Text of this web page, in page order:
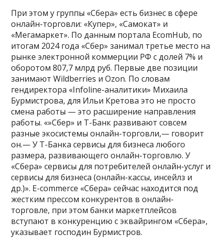
При этом у группы «Сбера» есть бизнес в сфере
онлайн-торговли: «Купер», «Самокат» и
«Мегамаркет». По данным портала EcomHub, по
итогам 2024 года «Сбер» занимал третье место на
рынке электронной коммерции РФ с долей 7% и
оборотом 807,7 млрд руб. Первые две позиции
занимают Wildberries и Ozon. По словам
гендиректора «Infoline-аналитики» Михаила
Бурмистрова, для Ильи Кретова это не просто
смена работы — это расширение направления
работы. «»Сбер» и Т-Банк развивают совсем
разные экосистемы онлайн-торговли,— говорит
он.— У Т-Банка сервисы для бизнеса любого
размера, развивающего онлайн-торговлю. У
«Сбера» сервисы для потребителей онлайн-услуг и
сервисы для бизнеса (онлайн-кассы, инсейлз и
др.)». Е-commerce «Сбера» сейчас находится под
жестким прессом конкурентов в онлайн-
торговле, при этом банки маркетплейсов
вступают в конкуренцию с эквайрингом «Сбера»,
указывает господин Бурмистров.